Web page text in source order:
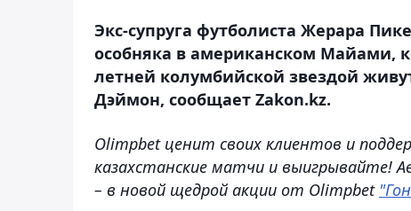
Экс-супруга футболиста Жерара
особняка в американском Майами,
летней колумбийской звездой
Дэймон, сообщает Zakon.kz.
Olimpbet ценит своих клиентов и
казахстанские матчи и выигрывайте!
– в новой щедрой акции от Olimpbet